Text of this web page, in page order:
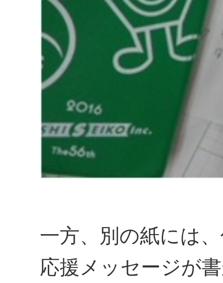
一方、別の紙には
応援メッセージが